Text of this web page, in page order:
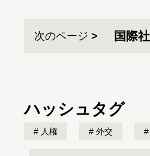
次のページ 国際
ハッシュタグ
人権 外交